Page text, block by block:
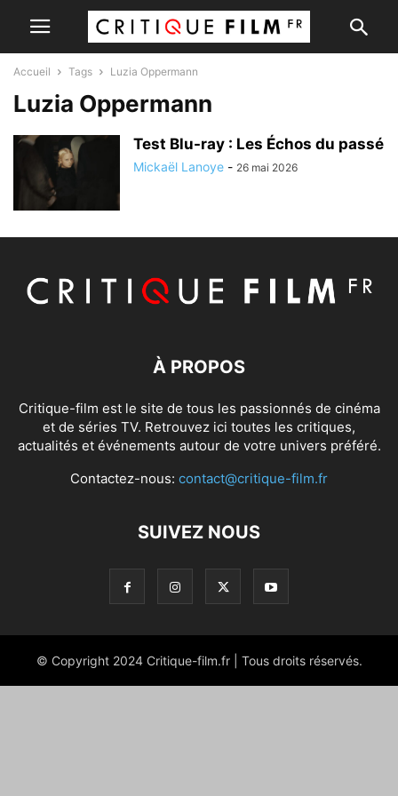
Accueil Tags Luzia Oppermann
Luzia Oppermann
Test Blu-ray : Les Échos du passé
Mickaël Lanoye - 26 mai 2026
À PROPOS
Critique-film est le site de tous les passionnés de cinéma
et de séries TV. Retrouvez ici toutes les critiques,
actualités et événements autour de votre univers préféré.
Contactez-nous: contact@critique-film.fr
SUIVEZ NOUS
© Copyright 2024 Critique-film.fr | Tous droits réservés.